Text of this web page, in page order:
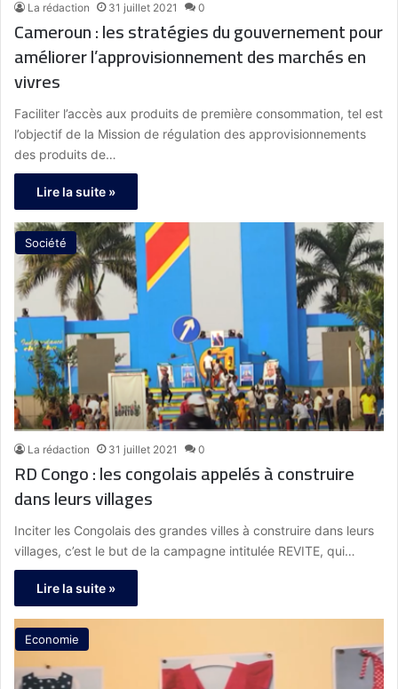
La rédaction 31 juillet 2021 0
Cameroun : les stratégies du gouvernement pour
améliorer l’approvisionnement des marchés en
vivres
Faciliter l’accès aux produits de première consommation, tel est
l’objectif de la Mission de régulation des approvisionnements
des produits de…
Lire la suite »
Société
La rédaction 31 juillet 2021 0
RD Congo : les congolais appelés à construire
dans leurs villages
Inciter les Congolais des grandes villes à construire dans leurs
villages, c’est le but de la campagne intitulée REVITE, qui…
Lire la suite »
Economie